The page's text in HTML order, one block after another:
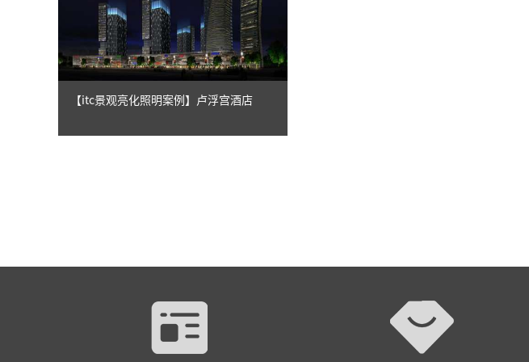
【itc景观亮化照明案例】卢浮宫酒店